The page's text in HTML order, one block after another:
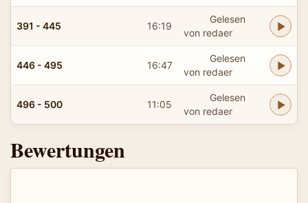
391 - 445 16:19
Gelesen
von redaer
446 - 495 16:47
Gelesen
von redaer
496 - 500 11:05
Gelesen
von redaer
Bewertungen